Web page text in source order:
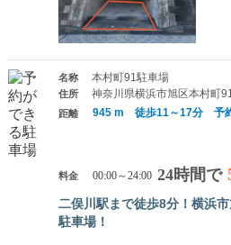
名称 本村町91駐車場
住所 神奈川県横浜市旭区本村町91
距離 945 m 徒歩11～17分 予約
料金 00:00～24:00 24時間で
二俣川駅まで徒歩8分！横浜
駐車場！